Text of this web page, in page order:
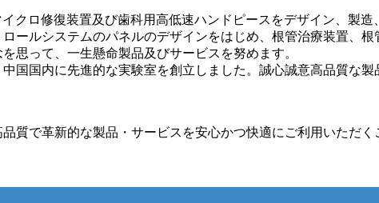
クロ修復装置及び歯科用高低速ハンドピースをデザイン、製造
ールシステムのパネルのデザインをはじめ、根管治療装置、
思って、一生懸命製品及びサービスを努めます。
国国内に先進的な実験室を創立しました。誠心誠意高品質な
質で革新的な製品・サービスを安心かつ快適にご利用いただ